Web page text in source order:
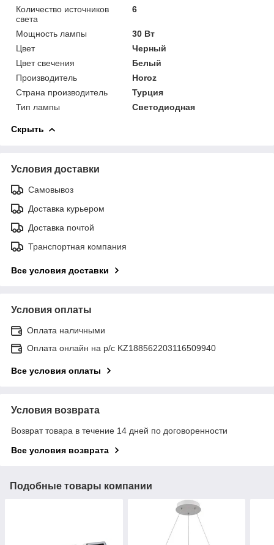
Количество источников
света
6
Мощность лампы
30 Вт
Цвет
Черный
Цвет свечения
Белый
Производитель
Horoz
Страна производитель
Турция
Тип лампы
Светодиодная
Скрыть
Условия доставки
Самовывоз
Доставка курьером
Доставка почтой
Транспортная компания
Все условия доставки
Условия оплаты
Оплата наличными
Оплата онлайн на р/с KZ188562203116509940
Все условия оплаты
Условия возврата
Возврат товара в течение 14 дней по договоренности
Все условия возврата
Подобные товары компании